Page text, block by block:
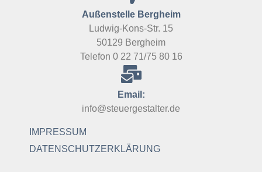
Außenstelle Bergheim
Ludwig-Kons-Str. 15
50129 Bergheim
Telefon 0 22 71/75 80 16
Email:
info@steuergestalter.de
IMPRESSUM
DATENSCHUTZERKLÄRUNG